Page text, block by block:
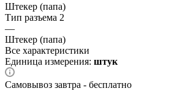
Штекер (папа)
Тип разъема 2
—
Штекер (папа)
Все характеристики
Единица измерения: штук
Самовывоз завтра - бесплатно